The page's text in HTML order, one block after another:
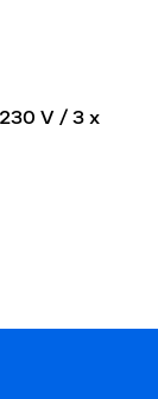
V / 3 x